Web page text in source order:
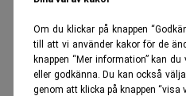
Om du klickar på knappen
till att vi använder kakor för de
knappen “Mer information” kan
eller godkänna. Du kan också
genom att klicka på knappen “visa